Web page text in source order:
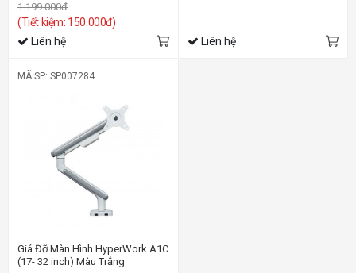
1.199.000đ
(Tiết kiệm: 150.000đ)
Liên hệ Liên hệ
MÃ SP: SP007284
Giá Đỡ Màn Hình HyperWork A1C
(17- 32 inch) Màu Trắng